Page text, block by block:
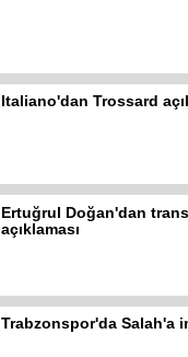
Italiano'dan Trossard
Ertuğrul Doğan'dan
açıklaması
Trabzonspor'da Salah'a